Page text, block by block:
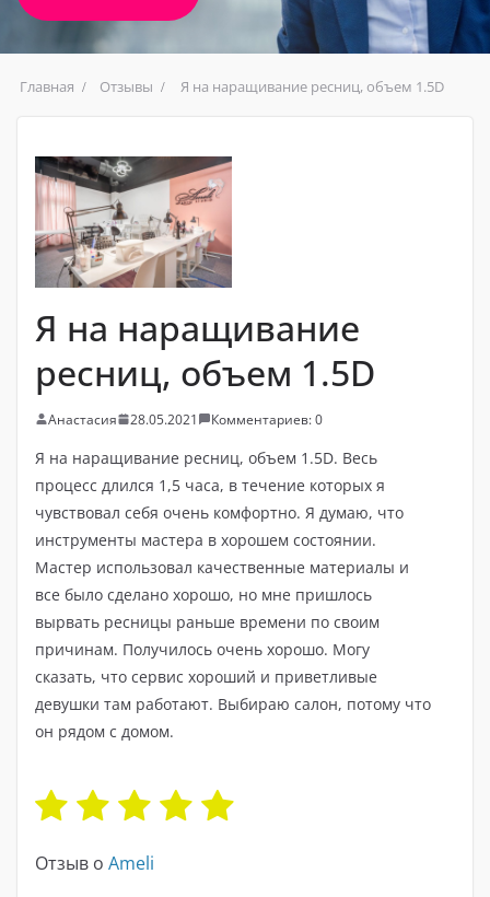
Главная Отзывы Я на наращивание ресниц, объем 1.5D
Я на наращивание
ресниц, объем 1.5D
Анастасия 28.05.2021 Комментариев: 0
Я на наращивание ресниц, объем 1.5D. Весь
процесс длился 1,5 часа, в течение которых я
чувствовал себя очень комфортно. Я думаю, что
инструменты мастера в хорошем состоянии.
Мастер использовал качественные материалы и
все было сделано хорошо, но мне пришлось
вырвать ресницы раньше времени по своим
причинам. Получилось очень хорошо. Могу
сказать, что сервис хороший и приветливые
девушки там работают. Выбираю салон, потому что
он рядом с домом.
Отзыв о Ameli